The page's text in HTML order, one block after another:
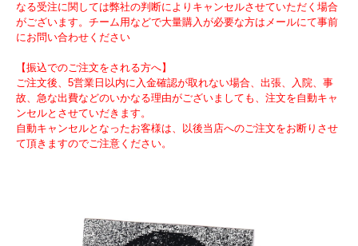
なる受注に関しては弊社の判断によりキャンセルさせていただく場合
がございます。チーム用などで大量購入が必要な方はメールにて事前
にお問い合わせください
【振込でのご注文をされる方へ】
ご注文後、5営業日以内に入金確認が取れない場合、出張、入院、事
故、急な出費などのいかなる理由がございましても、注文を自動キャ
ンセルとさせていだきます。
自動キャンセルとなったお客様は、以後当店へのご注文をお断りさせ
て頂きますのでご注意ください。